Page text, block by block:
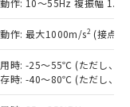
作: 10～55Hz 複振幅
作: 最大1000m/s2 (接点
時: -25～55℃ (ただし、氷
時: -40～80℃ (ただし、氷
価格はお客
様担当のオ
社販売員に
当社販売拠
」をご確認
機器に対する
値を超える意
フタル酸ジ
チルベンジ
: 1000ppm
輸出されな
す。
、ミサイ
たはその他
置等に一切
在庫あり
況につ
先、ま
ロン制御